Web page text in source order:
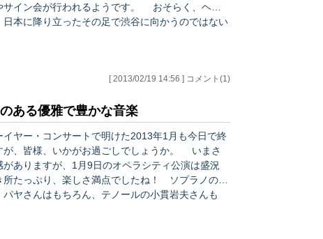
ン会が行われるようです。 おそらく、ヘル
日本に降り立ったその足で渋谷に向かうのではない
会場ならではの、目前での演奏も興味深いです
入場は無料のようですので、日曜
[ 2013/02/19 14:56 ] コメント(1)
ある優雅で豊かな音楽
ヤー・コンサートで明けた2013年1月も今日で終
、皆様、いかがお過ごしでしょうか。 いまさ
がありますが、1月9日のオペラシティ公演は盛況
所たっぷり、楽しさ満点でしたね！ ソプラノのバ
パヤさんはもちろん、テノールの小貫岩夫さんも